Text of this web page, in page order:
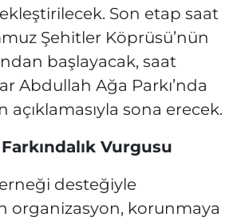
Son etap saat
Şehitler Köprüsü’nün
başlayacak, saat
Abdullah Ağa Parkı’nda
açıklamasıyla sona erecek.
Vurgusu
desteğiyle
organizasyon, korunmaya